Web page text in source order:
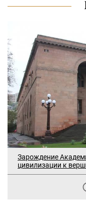
Зарождение
цивилизации к